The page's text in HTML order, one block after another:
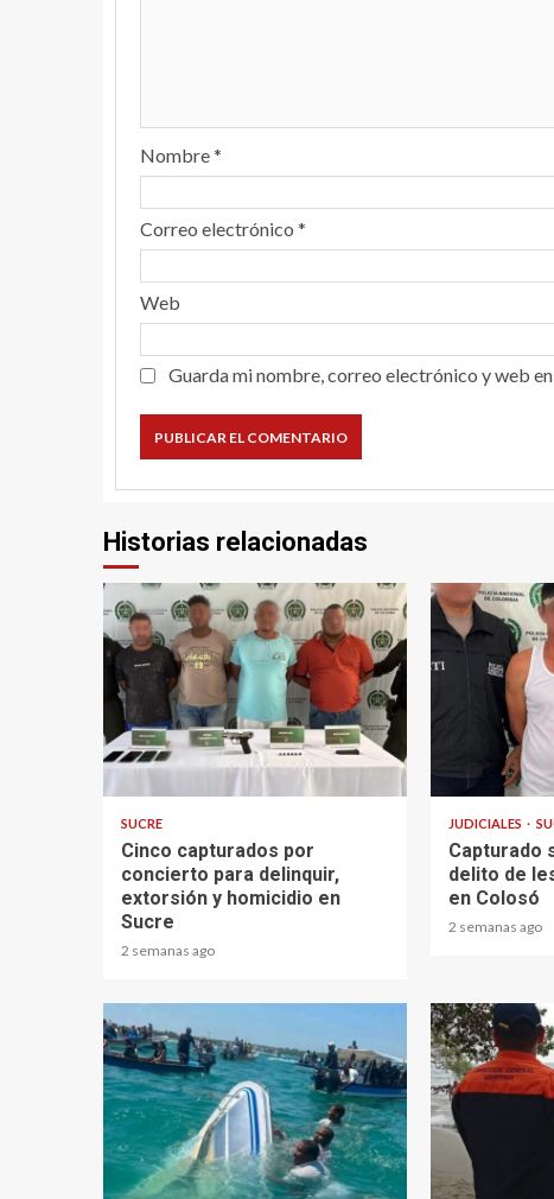
Nombre*
Correo electrónico *
Web
Guarda mi nombre, correo electrónico y web
Historias relacionadas
2 min read
SUCRE
Cinco capturados por
concierto para delinquir,
extorsión y homicidio en
Sucre
2 semanas ago
1 min read
JUDICIALES
Capturado
delito de
en Colosó
2 semanas ago
1 min read 2 min read